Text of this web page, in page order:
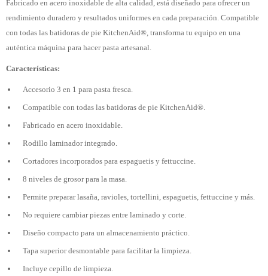
Fabricado en acero inoxidable de alta calidad, está diseñado para ofrecer un
rendimiento duradero y resultados uniformes en cada preparación. Compatible
con todas las batidoras de pie KitchenAid®, transforma tu equipo en una
auténtica máquina para hacer pasta artesanal.
Características:
Accesorio 3 en 1 para pasta fresca.
Compatible con todas las batidoras de pie KitchenAid®.
Fabricado en acero inoxidable.
Rodillo laminador integrado.
Cortadores incorporados para espaguetis y fettuccine.
8 niveles de grosor para la masa.
Permite preparar lasaña, ravioles, tortellini, espaguetis, fettuccine y más.
No requiere cambiar piezas entre laminado y corte.
Diseño compacto para un almacenamiento práctico.
Tapa superior desmontable para facilitar la limpieza.
Incluye cepillo de limpieza.